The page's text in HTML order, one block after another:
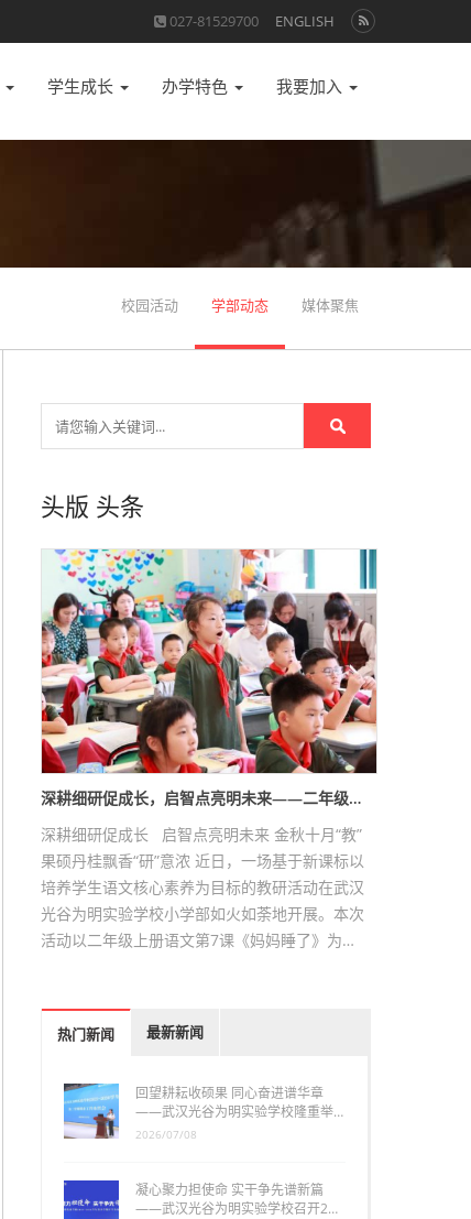
027-81529700 ENGLISH
学生成长 办学特色 我要加入
校园活动 学部动态 媒体聚焦
头版 头条
深耕细研促成长，启智点亮明未来——二年级…
深耕细研促成长 启智点亮明未来 金秋十月“教”
果硕丹桂飘香“研”意浓 近日，一场基于新课标以
培养学生语文核心素养为目标的教研活动在武汉
光谷为明实验学校小学部如火如荼地开展。本次
活动以二年级上册语文第7课《妈妈睡了》为…
热门新闻 最新新闻
回望耕耘收硕果 同心奋进谱华章
——武汉光谷为明实验学校隆重举…
2026/07/08
凝心聚力担使命 实干争先谱新篇
——武汉光谷为明实验学校召开2…